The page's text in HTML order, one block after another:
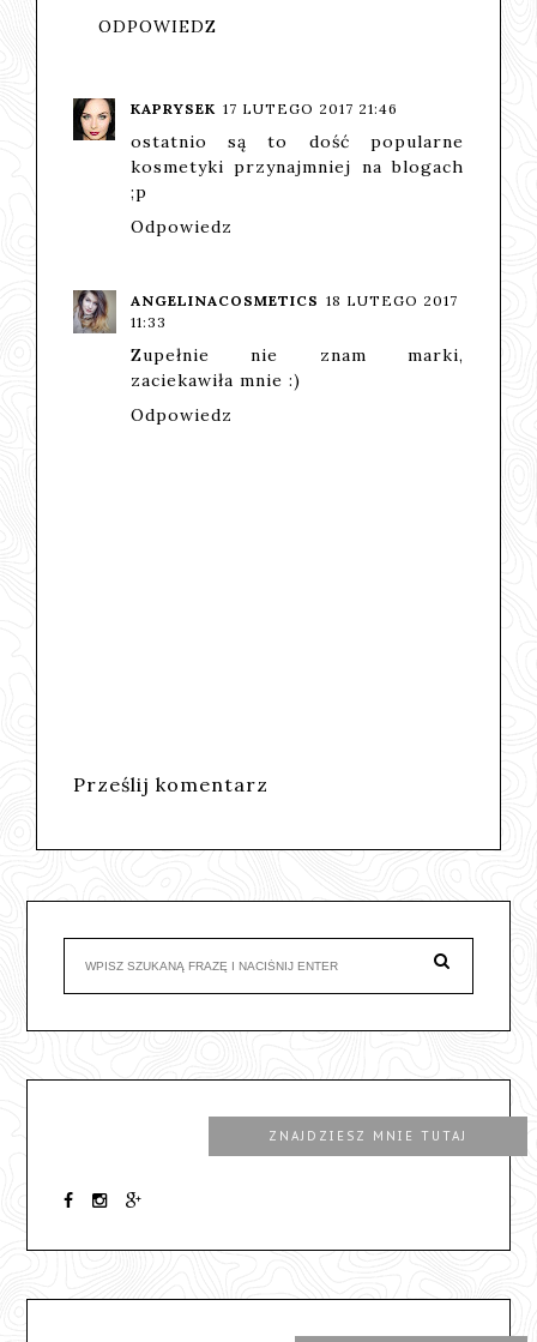
ODPOWIEDZ
KAPRYSEK 17 LUTEGO 2017 21:46
ostatnio są to dość popularne
kosmetyki przynajmniej na blogach
;p
Odpowiedz
ANGELINACOSMETICS 18 LUTEGO 2017
11:33
Zupełnie nie znam marki,
zaciekawiła mnie :)
Odpowiedz
Prześlij komentarz
ZNAJDZIESZ MNIE TUTAJ